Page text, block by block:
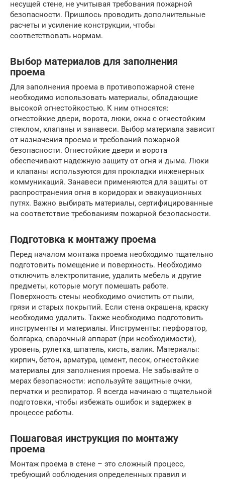
несущей стене, не учитывая требования пожарной
безопасности. Пришлось проводить дополнительные
расчеты и усиление конструкции, чтобы
соответствовать нормам.
Выбор материалов для заполнения
проема
Для заполнения проема в противопожарной стене
необходимо использовать материалы, обладающие
высокой огнестойкостью. К ним относятся:
огнестойкие двери, ворота, люки, окна с огнестойким
стеклом, клапаны и занавеси. Выбор материала зависит
от назначения проема и требований пожарной
безопасности. Огнестойкие двери и ворота
обеспечивают надежную защиту от огня и дыма. Люки
и клапаны используются для прокладки инженерных
коммуникаций. Занавеси применяются для защиты от
распространения огня в коридорах и эвакуационных
путях. Важно выбирать материалы, сертифицированные
на соответствие требованиям пожарной безопасности.
Подготовка к монтажу проема
Перед началом монтажа проема необходимо тщательно
подготовить помещение и поверхность. Необходимо
отключить электропитание, удалить мебель и другие
предметы, которые могут помешать работе.
Поверхность стены необходимо очистить от пыли,
грязи и старых покрытий. Если стена окрашена, краску
необходимо удалить. Также необходимо подготовить
инструменты и материалы. Инструменты: перфоратор,
болгарка, сварочный аппарат (при необходимости),
уровень, рулетка, шпатель, кисть, валик. Материалы:
кирпич, бетон, арматура, цемент, песок, огнестойкие
материалы для заполнения проема. Не забывайте о
мерах безопасности: используйте защитные очки,
перчатки и респиратор. Я всегда начинаю с тщательной
подготовки, чтобы избежать ошибок и задержек в
процессе работы.
Пошаговая инструкция по монтажу
проема
Монтаж проема в стене – это сложный процесс,
требующий соблюдения определенных правил и